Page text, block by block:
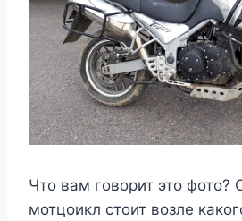
Что вам говорит это фото?
мотцоикл стоит возле